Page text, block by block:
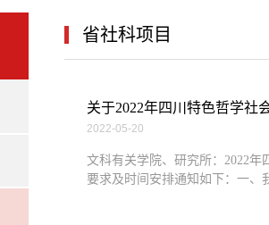
省社科项目
关于2022年四川特色哲学社
2022-05-20
文科有关学院、研究所：2022
要求及时间安排通知如下：一、